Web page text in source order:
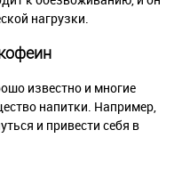
нагрузки.
известно и многие
напитки. Например,
и привести себя в